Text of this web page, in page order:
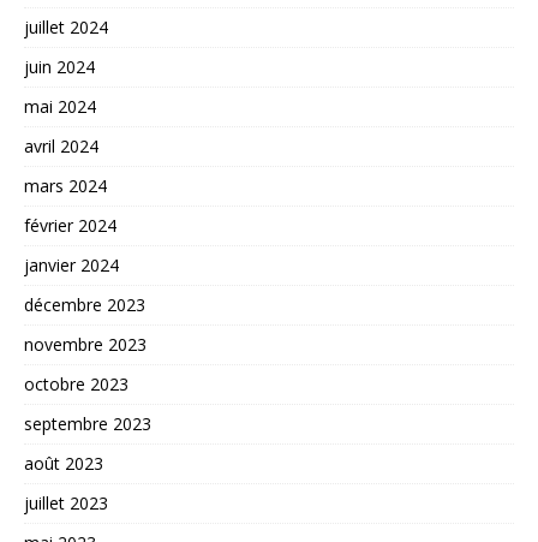
juillet 2024
juin 2024
mai 2024
avril 2024
mars 2024
février 2024
janvier 2024
décembre 2023
novembre 2023
octobre 2023
septembre 2023
août 2023
juillet 2023